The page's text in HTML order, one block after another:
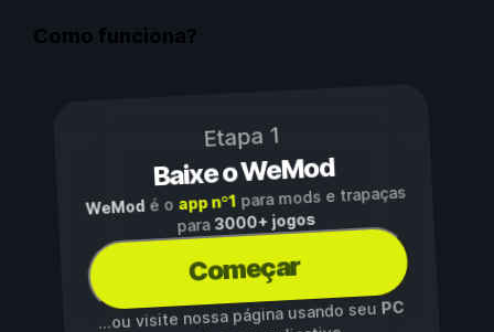
Como funciona?
Etapa 1
Baixe o WeMod
WeModé o app nº1para mods e trapaças
para3000+ jogos
Começar
...ou visite nossa página usando seuPC